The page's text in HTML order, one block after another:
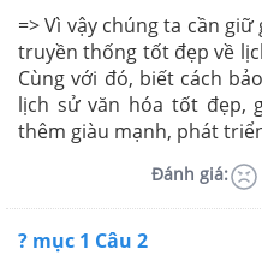
=> Vì vậy chúng ta cần
truyền thống tốt đẹp về
Cùng với đó, biết cách
lịch sử văn hóa tốt đẹp,
thêm giàu mạnh, phát
Đánh giá:
? mục 1 Câu 2